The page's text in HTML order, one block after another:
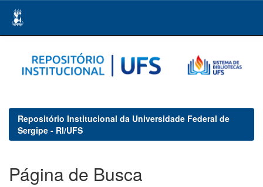
navigation
Repositório Institucional da Universidade Federal de
Sergipe - RI/UFS
Página de Busca